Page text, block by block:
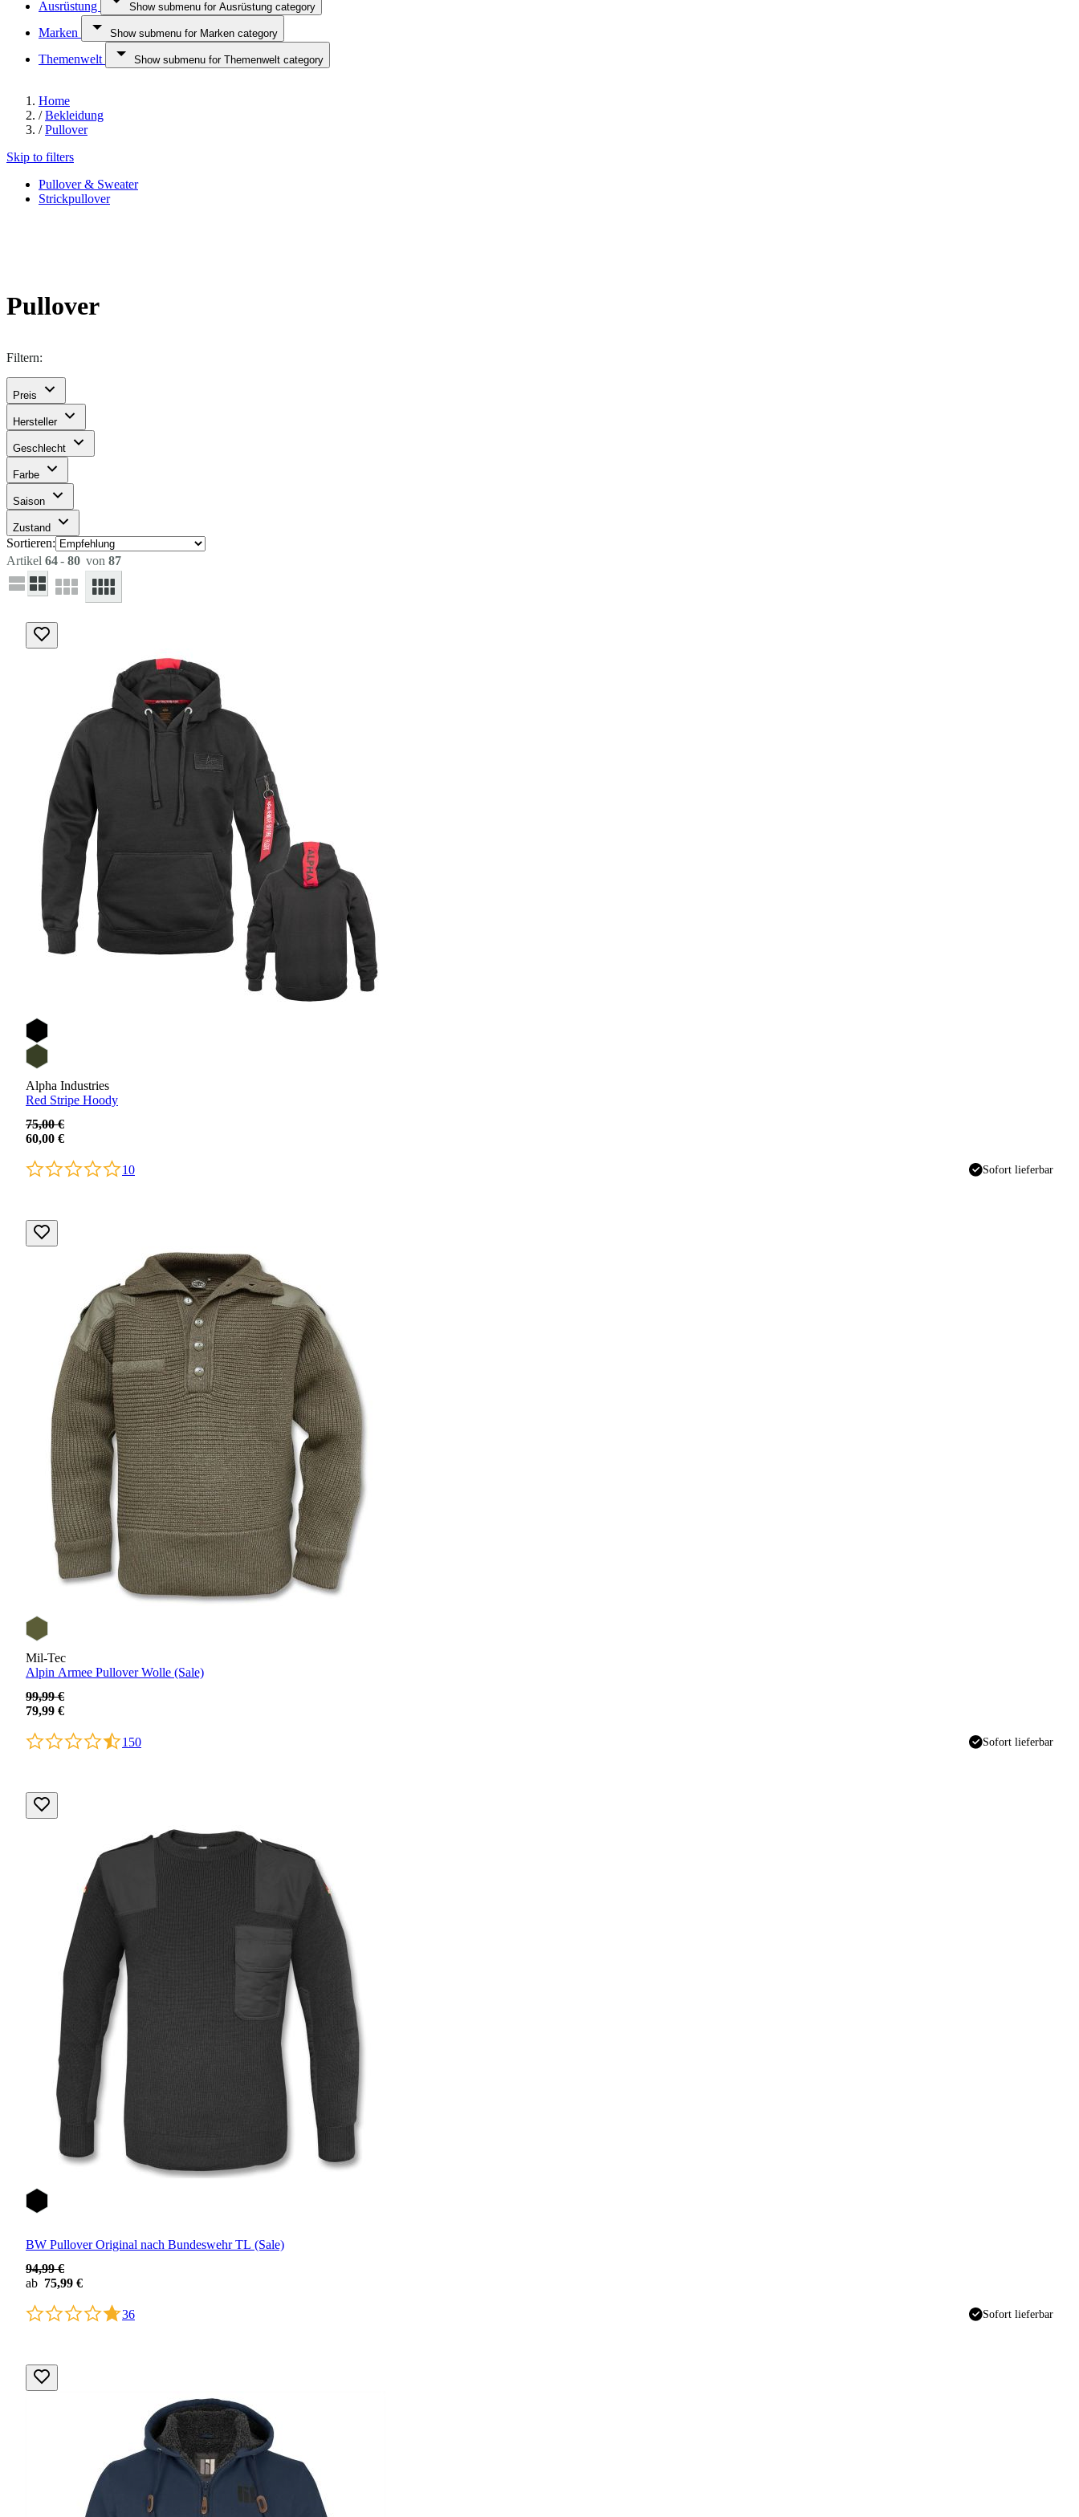
Ausrüstung Show submenu for Ausrüstung category
Marken Show submenu for Marken category
Themenwelt Show submenu for Themenwelt category
Home
/ Bekleidung
/ Pullover
Skip to filters
Pullover & Sweater
Strickpullover
Pullover
Filtern:
Preis
Hersteller
Geschlecht
Farbe
Saison
Zustand
Sortieren:
Artikel 64- 80 von 87
Alpha Industries
Red Stripe Hoody
75,00 €
60,00 €
Sofort lieferbar
10
Mil-Tec
Alpin Armee Pullover Wolle (Sale)
99,99 €
79,99 €
Sofort lieferbar
150
BW Pullover Original nach Bundeswehr TL (Sale)
94,99 €
ab 75,99 €
Sofort lieferbar
36